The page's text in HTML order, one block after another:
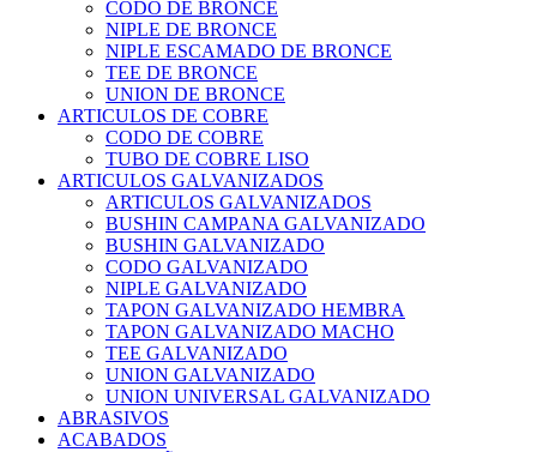
CODO DE BRONCE
NIPLE DE BRONCE
NIPLE ESCAMADO DE BRONCE
TEE DE BRONCE
UNION DE BRONCE
ARTICULOS DE COBRE
CODO DE COBRE
TUBO DE COBRE LISO
ARTICULOS GALVANIZADOS
ARTICULOS GALVANIZADOS
BUSHIN CAMPANA GALVANIZADO
BUSHIN GALVANIZADO
CODO GALVANIZADO
NIPLE GALVANIZADO
TAPON GALVANIZADO HEMBRA
TAPON GALVANIZADO MACHO
TEE GALVANIZADO
UNION GALVANIZADO
UNION UNIVERSAL GALVANIZADO
ABRASIVOS
ACABADOS